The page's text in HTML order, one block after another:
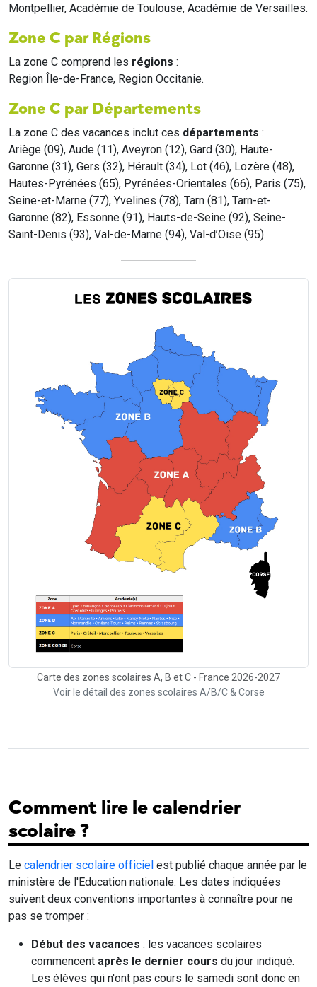
Montpellier, Académie de Toulouse, Académie de Versailles.
Zone C par Régions
La zone C comprend les régions :
Region Île-de-France, Region Occitanie.
Zone C par Départements
La zone C des vacances inclut ces départements :
Ariège (09), Aude (11), Aveyron (12), Gard (30), Haute-
Garonne (31), Gers (32), Hérault (34), Lot (46), Lozère (48),
Hautes-Pyrénées (65), Pyrénées-Orientales (66), Paris (75),
Seine-et-Marne (77), Yvelines (78), Tarn (81), Tarn-et-
Garonne (82), Essonne (91), Hauts-de-Seine (92), Seine-
Saint-Denis (93), Val-de-Marne (94), Val-d’Oise (95).
Carte des zones scolaires A, B et C - France 2026-2027
Voir le détail des zones scolaires A/B/C & Corse
Comment lire le calendrier
scolaire ?
Le calendrier scolaire officiel est publié chaque année par le
ministère de l'Education nationale. Les dates indiquées
suivent deux conventions importantes à connaître pour ne
pas se tromper :
Début des vacances : les vacances scolaires
commencent après le dernier cours du jour indiqué.
Les élèves qui n'ont pas cours le samedi sont donc en